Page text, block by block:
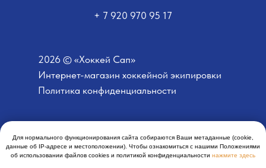
2026 © «Хоккей Сап»
Интернет-магазин хоккейной экипировки
Политика конфиденциальности
+ 7 920 970 95 17
Разработано Добрычевым
Для нормального функционирования сайта собираются Ваши метаданные (cookie,
данные об IP-адресе и местоположении). Чтобы ознакомиться с нашими Положениями
об использовании файлов cookies и политикой конфиденциальности нажмите здесь